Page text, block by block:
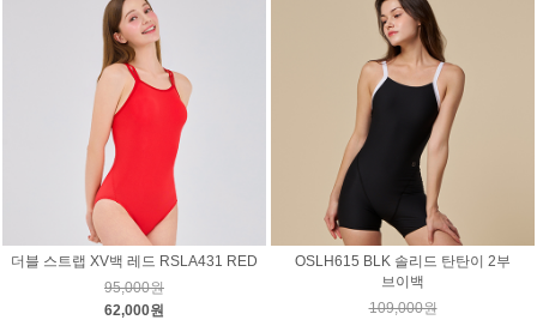
더블 스트랩 XV백 레드 RSLA431 RED
95,000원
62,000원
OSLH615 BLK 솔리드 탄탄이 2부
브이백
109,000원